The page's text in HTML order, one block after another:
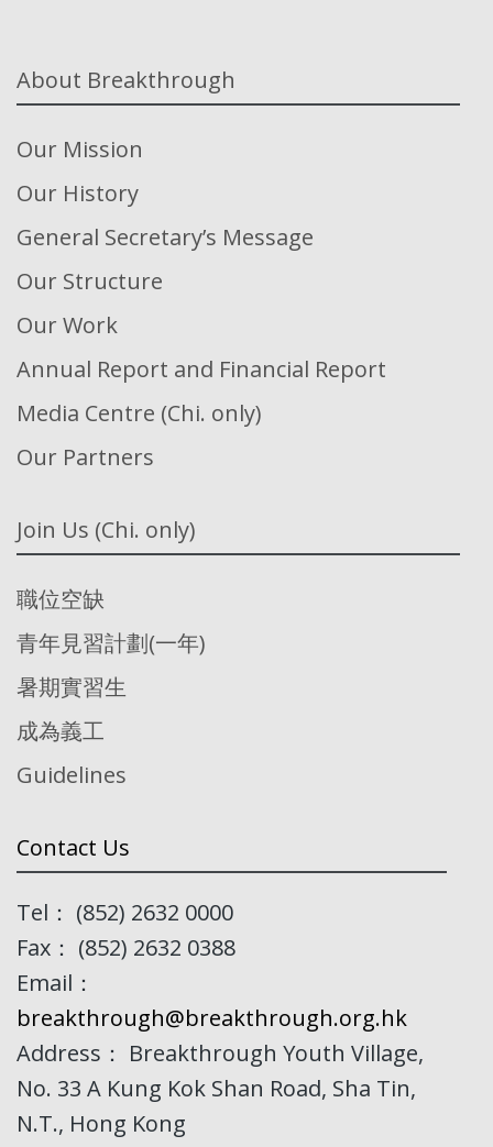
About Breakthrough
Our Mission
Our History
General Secretary’s Message
Our Structure
Our Work
Annual Report and Financial Report
Media Centre (Chi. only)
Our Partners
Join Us (Chi. only)
職位空缺
青年見習計劃(一年)
暑期實習生
成為義工
Guidelines
Contact Us
Tel： (852) 2632 0000
Fax： (852) 2632 0388
Email：
breakthrough@breakthrough.org.hk
Address： Breakthrough Youth Village,
No. 33 A Kung Kok Shan Road, Sha Tin,
N.T., Hong Kong